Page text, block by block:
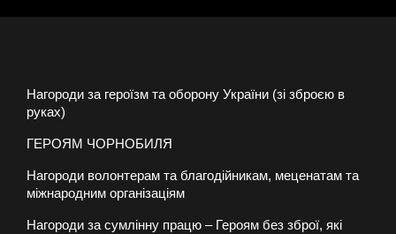
Нагороди за героїзм та оборону України (зі зброєю в
руках)
ГЕРОЯМ ЧОРНОБИЛЯ
Нагороди волонтерам та благодійникам, меценатам та
міжнародним організаціям
Нагороди за сумлінну працю – Героям без зброї, які